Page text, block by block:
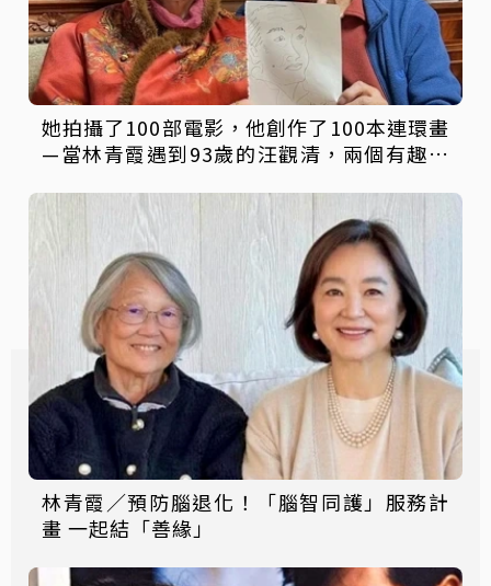
她拍攝了100部電影，他創作了100本連環畫
—當林青霞遇到93歲的汪觀清，兩個有趣的
林青霞／預防腦退化！「腦智同護」服務計
畫 一起結「善緣」